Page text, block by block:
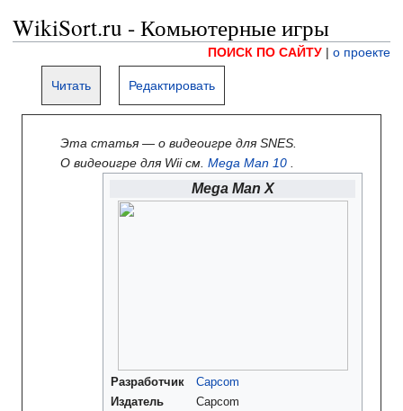
WikiSort.ru - Комьютерные игры
ПОИСК ПО САЙТУ | о проекте
Читать Редактировать
Эта статья — о видеоигре для SNES.
О видеоигре для Wii см. Mega Man 10
Mega Man X
Разработчик
Capcom
Издатель
Capcom